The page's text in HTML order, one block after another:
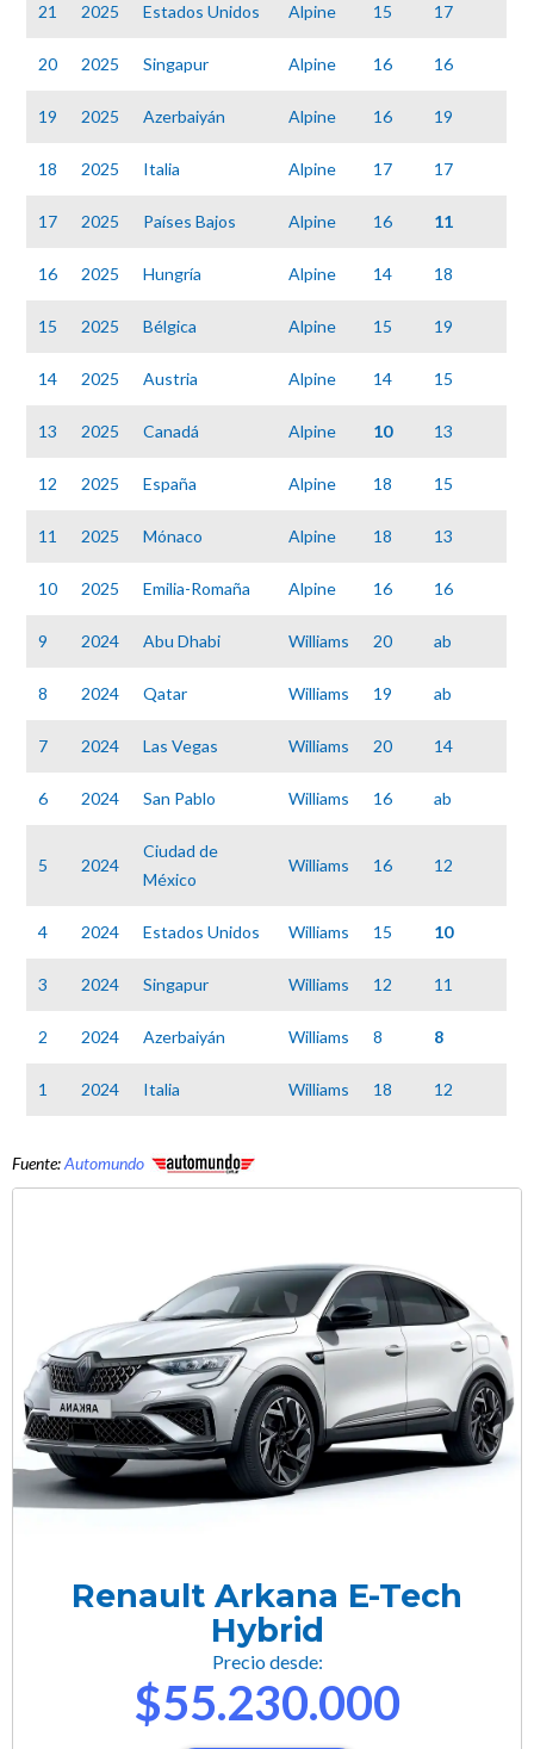
21 2025 Estados Unidos Alpine 15 17
20 2025 Singapur Alpine 16 16
19 2025 Azerbaiyán Alpine 16 19
18 2025 Italia Alpine 17 17
17 2025 Países Bajos Alpine 16 11
16 2025 Hungría Alpine 14 18
15 2025 Bélgica Alpine 15 19
14 2025 Austria Alpine 14 15
13 2025 Canadá Alpine 10 13
12 2025 España Alpine 18 15
11 2025 Mónaco Alpine 18 13
10 2025 Emilia-Romaña Alpine 16 16
9 2024 Abu Dhabi Williams 20 ab
8 2024 Qatar Williams 19 ab
7 2024 Las Vegas Williams 20 14
6 2024 San Pablo Williams 16 ab
5 2024
Ciudad de
México
Williams 16 12
4 2024 Estados Unidos Williams 15 10
3 2024 Singapur Williams 12 11
2 2024 Azerbaiyán Williams 8 8
1 2024 Italia Williams 18 12
Fuente:Automundo
Renault Arkana E-Tech
Hybrid
Precio desde:
$55.230.000